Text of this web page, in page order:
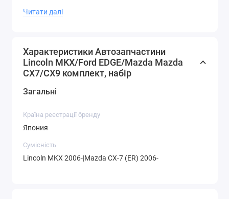
-сальник приводу оригінал AW11-27-398 AW1127398
-болти вузлові для Mazda оригінал нові;
Виготовлено в Японії
Читати далі
Характеристики Автозапчастини
Lincoln MKX/Ford EDGE/Mazda Mazda
CX7/CX9 комплект, набір
Загальні
Країна реєстрації бренду
Япония
Сумісність
Lincoln MKX 2006-|Mazda CX-7 (ER) 2006-